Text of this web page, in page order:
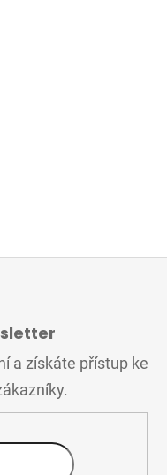
a získáte přístup ke